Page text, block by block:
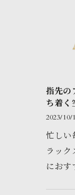
指先の
ち着く
2023/10/
忙しい
ラッ
にお